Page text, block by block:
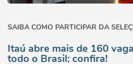
SAIBA COMO PARTICIPAR DA
Itaú abre mais de 160
todo o Brasil; confira!